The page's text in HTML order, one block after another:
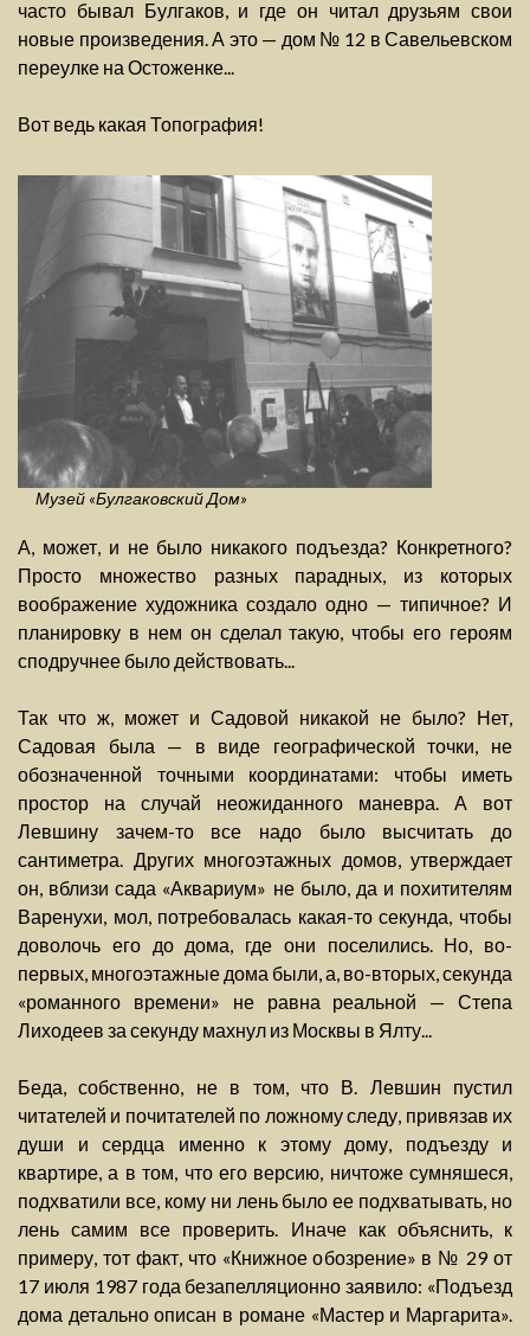
часто бывал Булгаков, и где он читал друзьям свои
новые произведения. А это — дом № 12 в Савельевском
переулке на Остоженке...
Вот ведь какая Топография!
Музей «Булгаковский Дом»
А, может, и не было никакого подъезда? Конкретного?
Просто множество разных парадных, из которых
воображение художника создало одно — типичное? И
планировку в нем он сделал такую, чтобы его героям
сподручнее было действовать...
Так что ж, может и Садовой никакой не было? Нет,
Садовая была — в виде географической точки, не
обозначенной точными координатами: чтобы иметь
простор на случай неожиданного маневра. А вот
Левшину зачем-то все надо было высчитать до
сантиметра. Других многоэтажных домов, утверждает
он, вблизи сада «Аквариум» не было, да и похитителям
Варенухи, мол, потребовалась какая-то секунда, чтобы
доволочь его до дома, где они поселились. Но, во-
первых, многоэтажные дома были, а, во-вторых, секунда
«романного времени» не равна реальной — Степа
Лиходеев за секунду махнул из Москвы в Ялту...
Беда, собственно, не в том, что В. Левшин пустил
читателей и почитателей по ложному следу, привязав их
души и сердца именно к этому дому, подъезду и
квартире, а в том, что его версию, ничтоже сумняшеся,
подхватили все, кому ни лень было ее подхватывать, но
лень самим все проверить. Иначе как объяснить, к
примеру, тот факт, что «Книжное обозрение» в № 29 от
17 июля 1987 года безапелляционно заявило: «Подъезд
дома детально описан в романе «Мастер и Маргарита».